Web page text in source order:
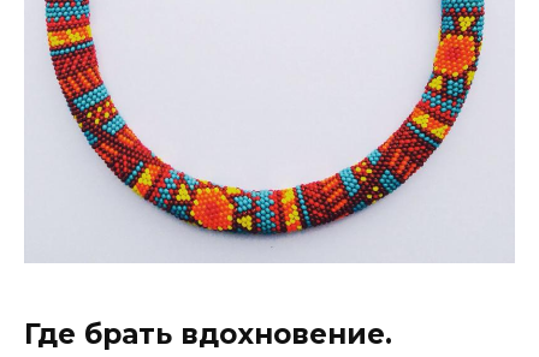
Где брать вдохновение.